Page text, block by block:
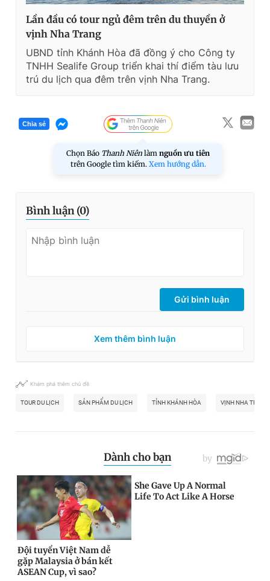
Lần đầu có tour ngủ đêm trên du thuyền ở
vịnh Nha Trang
UBND tỉnh Khánh Hòa đã đồng ý cho Công ty
TNHH Sealife Group triển khai thí điểm tàu lưu
trú du lịch qua đêm trên vịnh Nha Trang.
Chia sẻ
Chọn Báo Thanh Niên làm nguồn ưu tiên
trên Google tìm kiếm. Xem hướng dẫn.
Bình luận (0)
Gửi bình luận
Xem thêm bình luận
Khám phá thêm chủ đề
TOUR DU LỊCH SẢN PHẨM DU LỊCH TỈNH KHÁNH HÒA VỊNH NHA TRANG